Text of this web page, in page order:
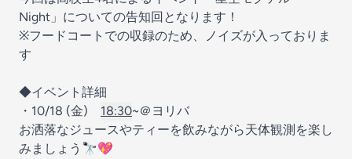
Night」についての告知回となります！
※フードコートでの収録のため、ノイズが入っておりま
す
◆イベント詳細
・10/18 (金) 18:30~＠ヨリバ
お洒落なジュースやティーを飲みながら天体観測を楽し
みましょう🔭💖